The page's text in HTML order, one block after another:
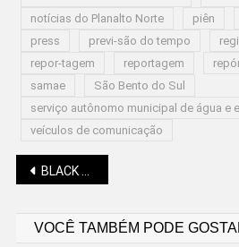
notícias do Planalto Norte
piên
press
previ-são do tempo
repor-tagem
reportagem
samae
São Bento do Sul
serviço autônomo municipal de água e
veículos de comunicação
BLACK FRIDAY: COMÉRCIO ESTÁ OTIMISTA, AFIRMA CNC
VOCÊ TAMBÉM PODE